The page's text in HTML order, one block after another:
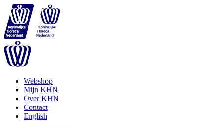
Webshop
Mijn KHN
Over KHN
Contact
English